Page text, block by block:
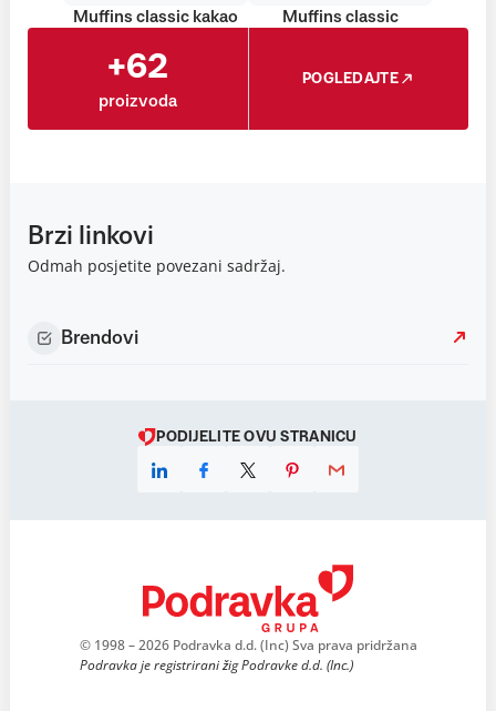
Muffins classic kakao Muffins classic
+62
proizvoda
POGLEDAJTE
Brzi linkovi
Odmah posjetite povezani sadržaj.
Brendovi
PODIJELITE OVU STRANICU
© 1998 – 2026 Podravka d.d. (Inc) Sva prava pridržana
Podravka je registrirani žig Podravke d.d. (Inc.)